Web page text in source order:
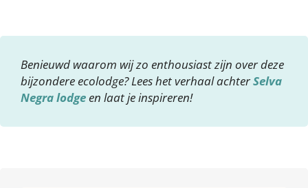
Benieuwd waarom wij zo enthousiast zijn over deze
bijzondere ecolodge? Lees het verhaal achterSelva
Negra lodgeen laat je inspireren!